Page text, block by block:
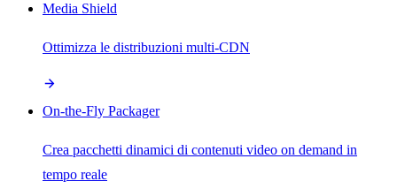
Media Shield
Ottimizza le distribuzioni multi-CDN
On-the-Fly Packager
Crea pacchetti dinamici di contenuti video on demand in
tempo reale